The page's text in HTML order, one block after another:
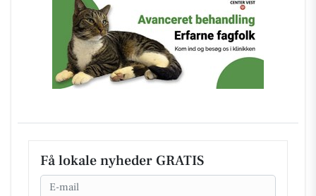
Få lokale nyheder GRATIS
Email